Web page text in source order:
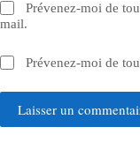
Prévenez-moi de
mail.
Prévenez-moi de
Laisser un